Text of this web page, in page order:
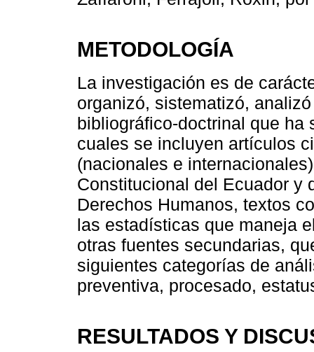
METODOLOGÍA
La investigación es de
organizó, sistematizó,
bibliográfico-doctrinal que ha
cuales se incluyen artículos
(nacionales e
Constitucional del Ecuador y
Derechos Humanos, textos
las estadísticas que maneja
otras fuentes secundarias,
siguientes categorías de
preventiva, procesado,
RESULTADOS Y